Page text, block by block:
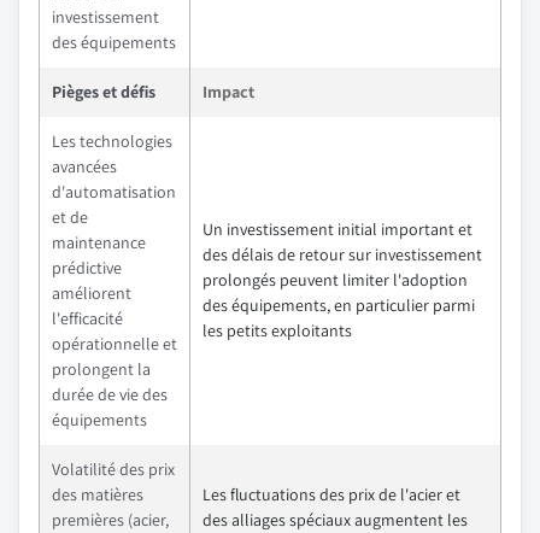
investissement
des équipements
Pièges et défis Impact
Les technologies
avancées
d'automatisation
et de
maintenance
prédictive
améliorent
l'efficacité
opérationnelle et
prolongent la
durée de vie des
équipements
Un investissement initial important et
des délais de retour sur investissement
prolongés peuvent limiter l'adoption
des équipements, en particulier parmi
les petits exploitants
Volatilité des prix
des matières
premières (acier,
Les fluctuations des prix de l'acier et
des alliages spéciaux augmentent les